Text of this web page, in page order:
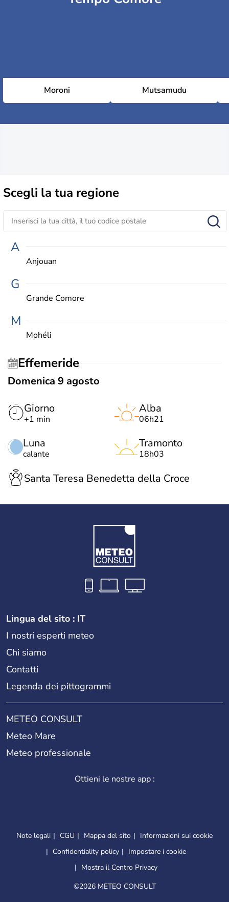
Moroni Mutsamudu
Scegli la tua regione
A
Anjouan
G
Grande Comore
M
Mohéli
Effemeride
Domenica 9 agosto
Giorno
+1 min
Luna
calante
Alba
06h21
Tramonto
18h03
Santa Teresa Benedetta della Croce
Lingua del sito : IT
I nostri esperti meteo
Chi siamo
Contatti
Legenda dei pittogrammi
METEO CONSULT
Meteo Mare
Meteo professionale
Ottieni le nostre app :
Note legali CGU Mappa del sito
Informazioni sui cookie
Confidentiality policy
Impostare i cookie
Mostra il Centro Privacy
©2026 METEO CONSULT